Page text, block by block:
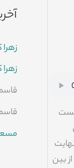
بین